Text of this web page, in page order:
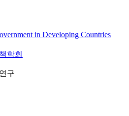
in Developing Countries
학회
구